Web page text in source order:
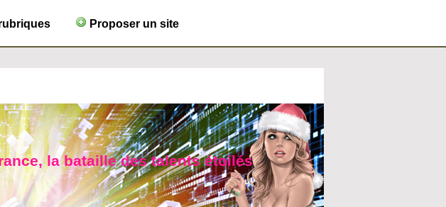
Proposer un site
la bataille des talents étoilés